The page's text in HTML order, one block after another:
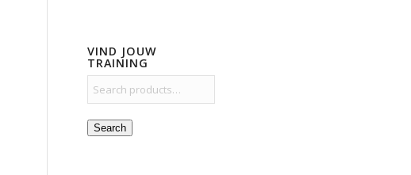
VIND JOUW
TRAINING
Search